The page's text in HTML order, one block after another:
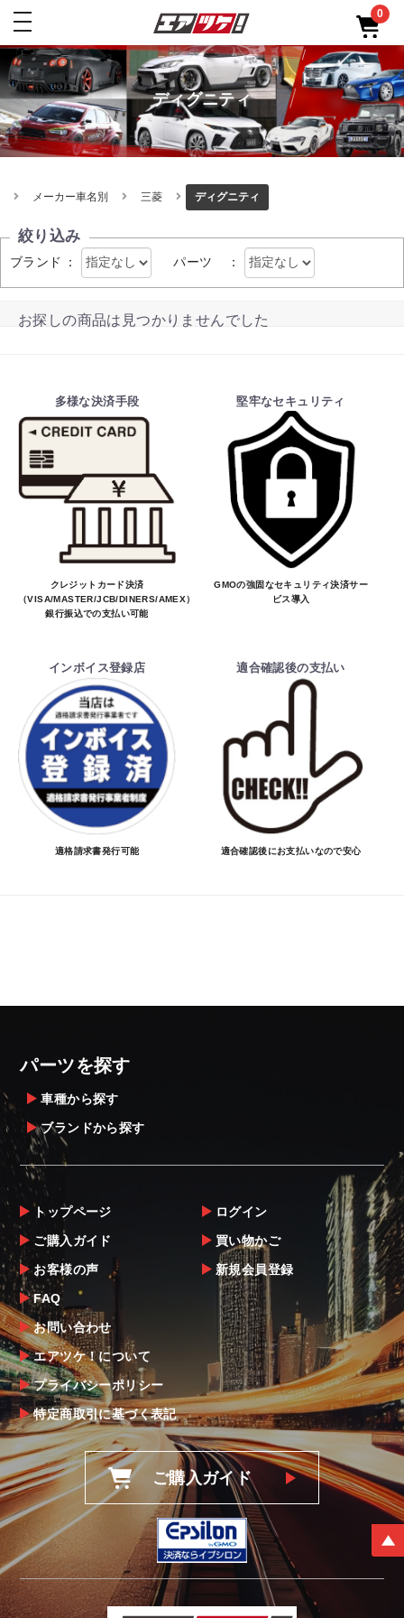
toggle
0
ディグニティ
メーカー車名別 三菱 ディグニティ
絞り込み
ブランド ： パーツ ：
お探しの商品は見つかりませんでした
多様な決済手段
クレジットカード決済
（VISA/MASTER/JCB/DINERS/AMEX）、
銀行振込での支払い可能
堅牢なセキュリティ
GMOの強固なセキュリティ決済サー
ビス導入
インボイス登録店
適格請求書発行可能
適合確認後の支払い
適合確認後にお支払いなので安心
パーツを探す
車種から探す
ブランドから探す
トップページ
ご購入ガイド
お客様の声
FAQ
お問い合わせ
エアツケ！について
プライバシーポリシー
特定商取引に基づく表記
ログイン
買い物かご
新規会員登録
ご購入ガイド